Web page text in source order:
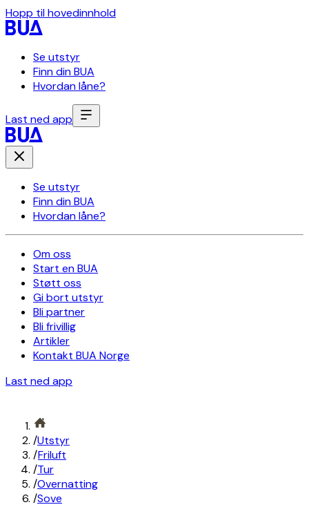
Hopp til hovedinnhold
Se utstyr
Finn din BUA
Hvordan låne?
Last ned app
Se utstyr
Finn din BUA
Hvordan låne?
Om oss
Start en BUA
Støtt oss
Gi bort utstyr
Bli partner
Bli frivillig
Artikler
Kontakt BUA Norge
Last ned app
/Utstyr
/Friluft
/Tur
/Overnatting
/Sove